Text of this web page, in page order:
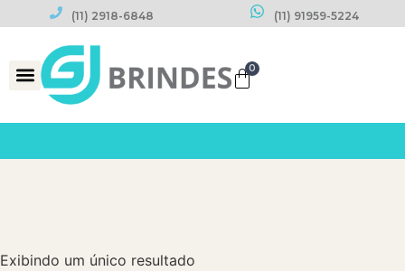
(11) 2918-6848 (11) 91959-5224
0
Exibindo um único resultado